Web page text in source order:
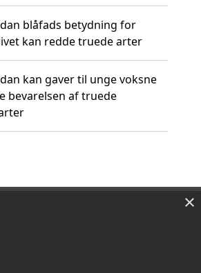
blåfads betydning for
kan redde truede arter
kan gaver til unge voksne
bevarelsen af truede
×